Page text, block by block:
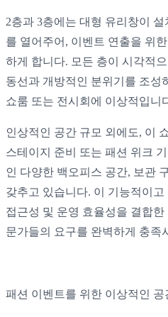
2층과 3층에는 대형 유리창이
를 열어주어, 이벤트 연출을 위
하게 합니다. 모든 층이 시각적
동선과 개방적인 분위기를 조성
쇼룸 또는 전시회에 이상적입니
인상적인 공간 규모 외에도, 이
스테이지 준비 또는 패션 위크
인 다양한 백오피스 공간, 보관
갖추고 있습니다. 이 기능적이
접근성 및 운영 효율성을 결합
문가들의 요구를 완벽하게 충족
패션 이벤트를 위한 이상적인 공